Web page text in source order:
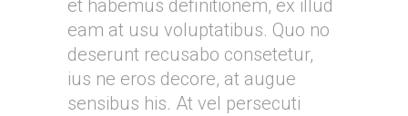
et habemus definitionem, ex illud
eam at usu voluptatibus. Quo no
deserunt recusabo consetetur,
ius ne eros decore, at augue
sensibus his. At vel persecuti